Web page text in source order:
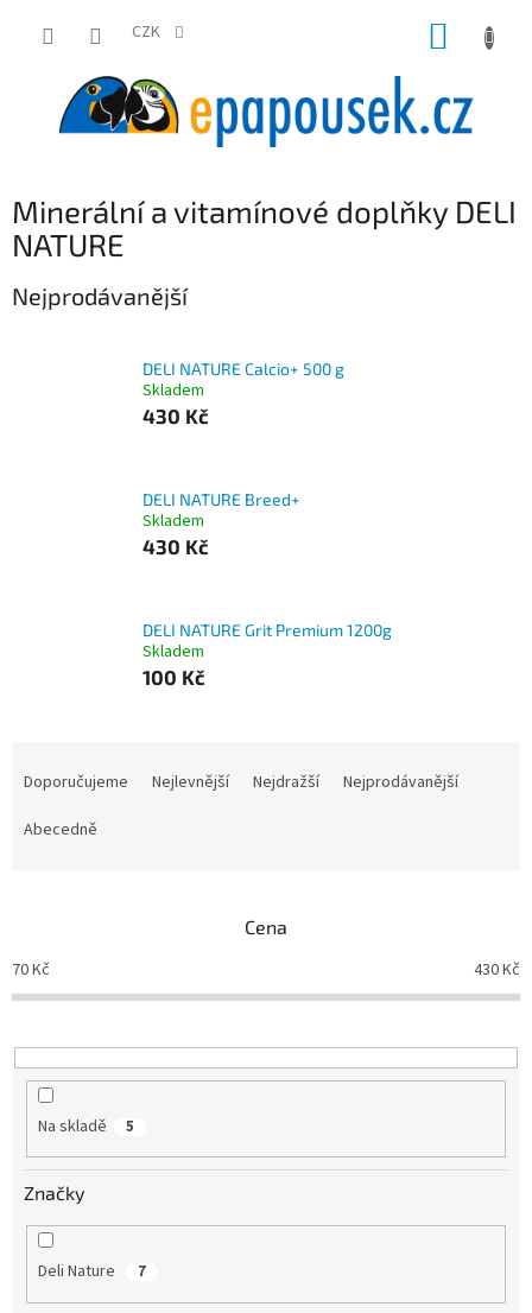
CZK
Minerální a vitamínové doplňky DELI
NATURE
Nejprodávanější
DELI NATURE Calcio+ 500 g
Skladem
430 Kč
DELI NATURE Breed+
Skladem
430 Kč
DELI NATURE Grit Premium 1200g
Skladem
100 Kč
o
d
k
t
Doporučujeme Nejlevnější Nejdražší
Nejprodávanější
Abecedně
Cena
70Kč 430Kč
Na skladě 5
Značky
Deli Nature 7